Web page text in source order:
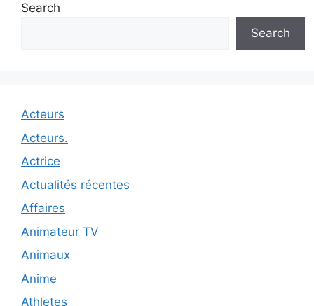
Search
Search
Acteurs
Acteurs.
Actrice
Actualités récentes
Affaires
Animateur TV
Animaux
Anime
Athletes